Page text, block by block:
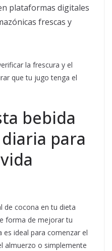
plataformas digitales
frescas y
la frescura y el
que tu jugo tenga el
bebida
para
de cocona en tu dieta
forma de mejorar tu
es ideal para comenzar el
almuerzo o simplemente